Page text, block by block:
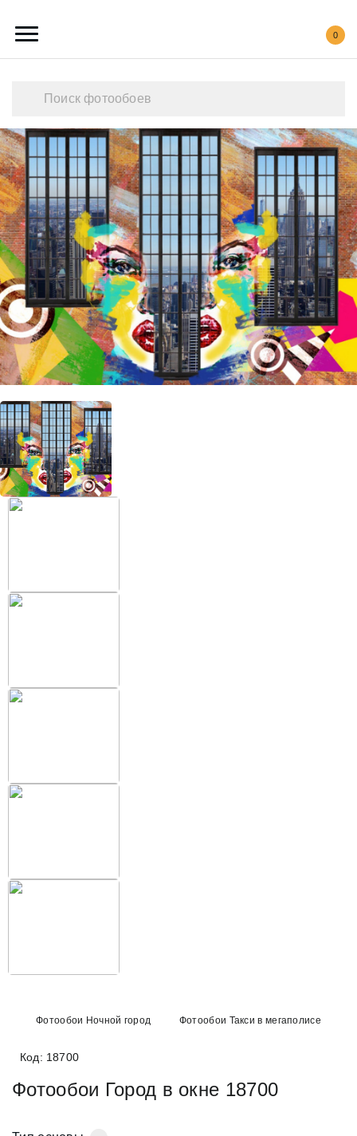
0
Каталог обоев
Наши работы
Создать свои фотообои
Акции
О нас
Контакты
+38 (097) 151 87 57
Избранное
Фотообои Ночной город Фотообои Такси в мегаполисе
Код: 18700
Фотообои Город в окне 18700